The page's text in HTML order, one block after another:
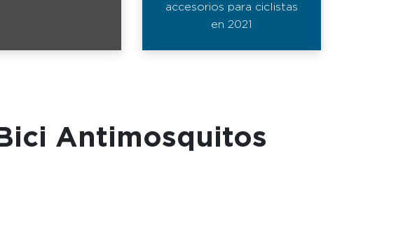
accesorios para ciclistas
en 2021
Antimosquitos